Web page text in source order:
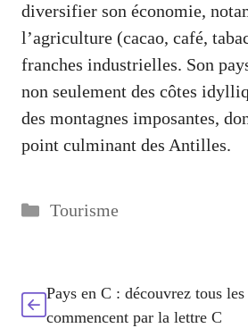
diversifier son économie,
l’agriculture (cacao, café,
franches industrielles. Son
non seulement des côtes
des montagnes imposantes,
point culminant des Antilles.
Catégories
Tourisme
Pays en C : découvrez tous
commencent par la lettre C